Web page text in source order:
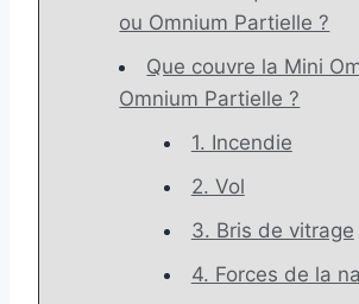
ou Omnium Partielle ?
Que couvre la Mini
Omnium Partielle ?
1. Incendie
2. Vol
3. Bris de vitrage
4. Forces de la